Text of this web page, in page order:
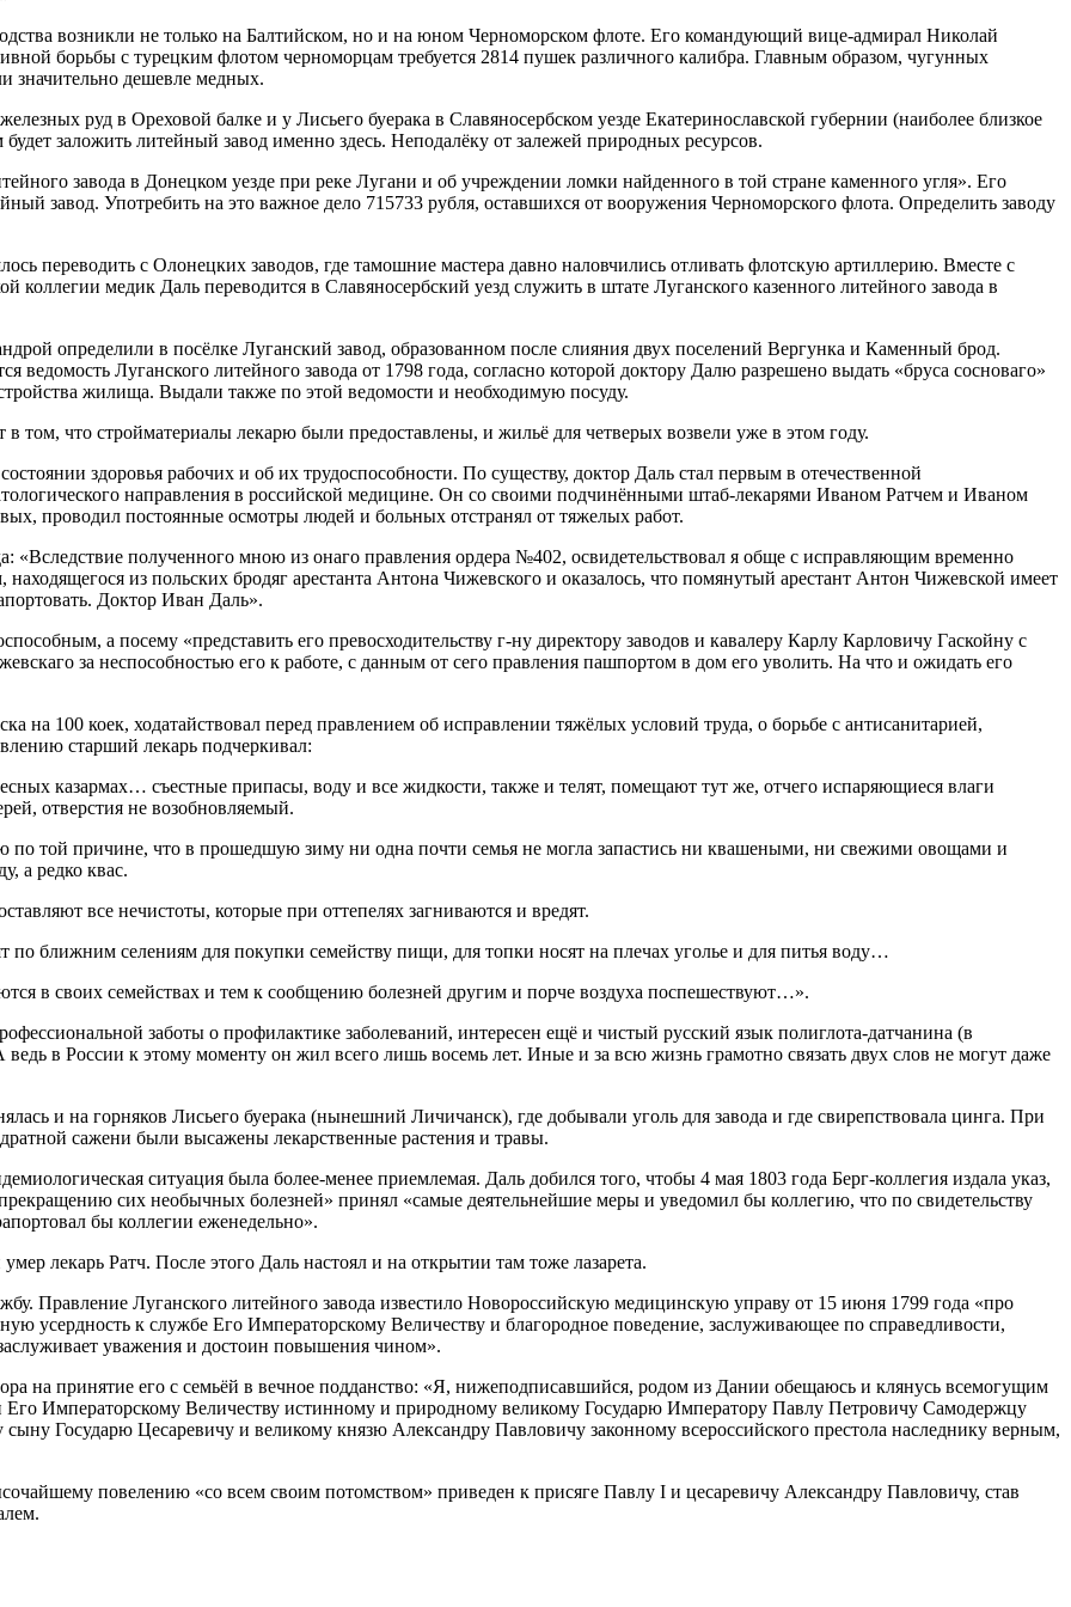
возникли не только на Балтийском, но и на юном Черноморском флоте. Его командующий вице-адмирал Николай
борьбы с турецким флотом черноморцам требуется 2814 пушек различного калибра. Главным образом, чугунных
значительно дешевле медных.
руд в Ореховой балке и у Лисьего буерака в Славяносербском уезде Екатеринославской губернии (наиболее близкое
заложить литейный завод именно здесь. Неподалёку от залежей природных ресурсов.
завода в Донецком уезде при реке Лугани и об учреждении ломки найденного в той стране каменного угля». Его
завод. Употребить на это важное дело 715733 рубля, оставшихся от вооружения Черноморского флота. Определить заводу
переводить с Олонецких заводов, где тамошние мастера давно наловчились отливать флотскую артиллерию. Вместе с
медик Даль переводится в Славяносербский уезд служить в штате Луганского казенного литейного завода в
определили в посёлке Луганский завод, образованном после слияния двух поселений Вергунка и Каменный брод.
Луганского литейного завода от 1798 года, согласно которой доктору Далю разрешено выдать «бруса сосноваго»
жилища. Выдали также по этой ведомости и необходимую посуду.
том, что стройматериалы лекарю были предоставлены, и жильё для четверых возвели уже в этом году.
здоровья рабочих и об их трудоспособности. По существу, доктор Даль стал первым в отечественной
направления в российской медицине. Он со своими подчинёнными штаб-лекарями Иваном Ратчем и Иваном
проводил постоянные осмотры людей и больных отстранял от тяжелых работ.
«Вследствие полученного мною из онаго правления ордера №402, освидетельствовал я обще с исправляющим временно
из польских бродяг арестанта Антона Чижевского и оказалось, что помянутый арестант Антон Чижевской имеет
Доктор Иван Даль».
а посему «представить его превосходительству г-ну директору заводов и кавалеру Карлу Карловичу Гаскойну с
за неспособностью его к работе, с данным от сего правления пашпортом в дом его уволить. На что и ожидать его
на 100 коек, ходатайствовал перед правлением об исправлении тяжёлых условий труда, о борьбе с антисанитарией,
старший лекарь подчеркивал:
казармах… съестные припасы, воду и все жидкости, также и телят, помещают тут же, отчего испаряющиеся влаги
отверстия не возобновляемый.
той причине, что в прошедшую зиму ни одна почти семья не могла запастись ни квашеными, ни свежими овощами и
а редко квас.
все нечистоты, которые при оттепелях загниваются и вредят.
по ближним селениям для покупки семейству пищи, для топки носят на плечах уголье и для питья воду…
в своих семействах и тем к сообщению болезней другим и порче воздуха поспешествуют…».
заботы о профилактике заболеваний, интересен ещё и чистый русский язык полиглота-датчанина (в
в России к этому моменту он жил всего лишь восемь лет. Иные и за всю жизнь грамотно связать двух слов не могут даже
и на горняков Лисьего буерака (нынешний Личичанск), где добывали уголь для завода и где свирепствовала цинга. При
сажени были высажены лекарственные растения и травы.
ситуация была более-менее приемлемая. Даль добился того, чтобы 4 мая 1803 года Берг-коллегия издала указ,
сих необычных болезней» принял «самые деятельнейшие меры и уведомил бы коллегию, что по свидетельству
бы коллегии еженедельно».
лекарь Ратч. После этого Даль настоял и на открытии там тоже лазарета.
Правление Луганского литейного завода известило Новороссийскую медицинскую управу от 15 июня 1799 года «про
усердность к службе Его Императорскому Величеству и благородное поведение, заслуживающее по справедливости,
уважения и достоин повышения чином».
на принятие его с семьёй в вечное подданство: «Я, нижеподписавшийся, родом из Дании обещаюсь и клянусь всемогущим
Императорскому Величеству истинному и природному великому Государю Императору Павлу Петровичу Самодержцу
Государю Цесаревичу и великому князю Александру Павловичу законному всероссийского престола наследнику верным,
повелению «со всем своим потомством» приведен к присяге Павлу I и цесаревичу Александру Павловичу, став